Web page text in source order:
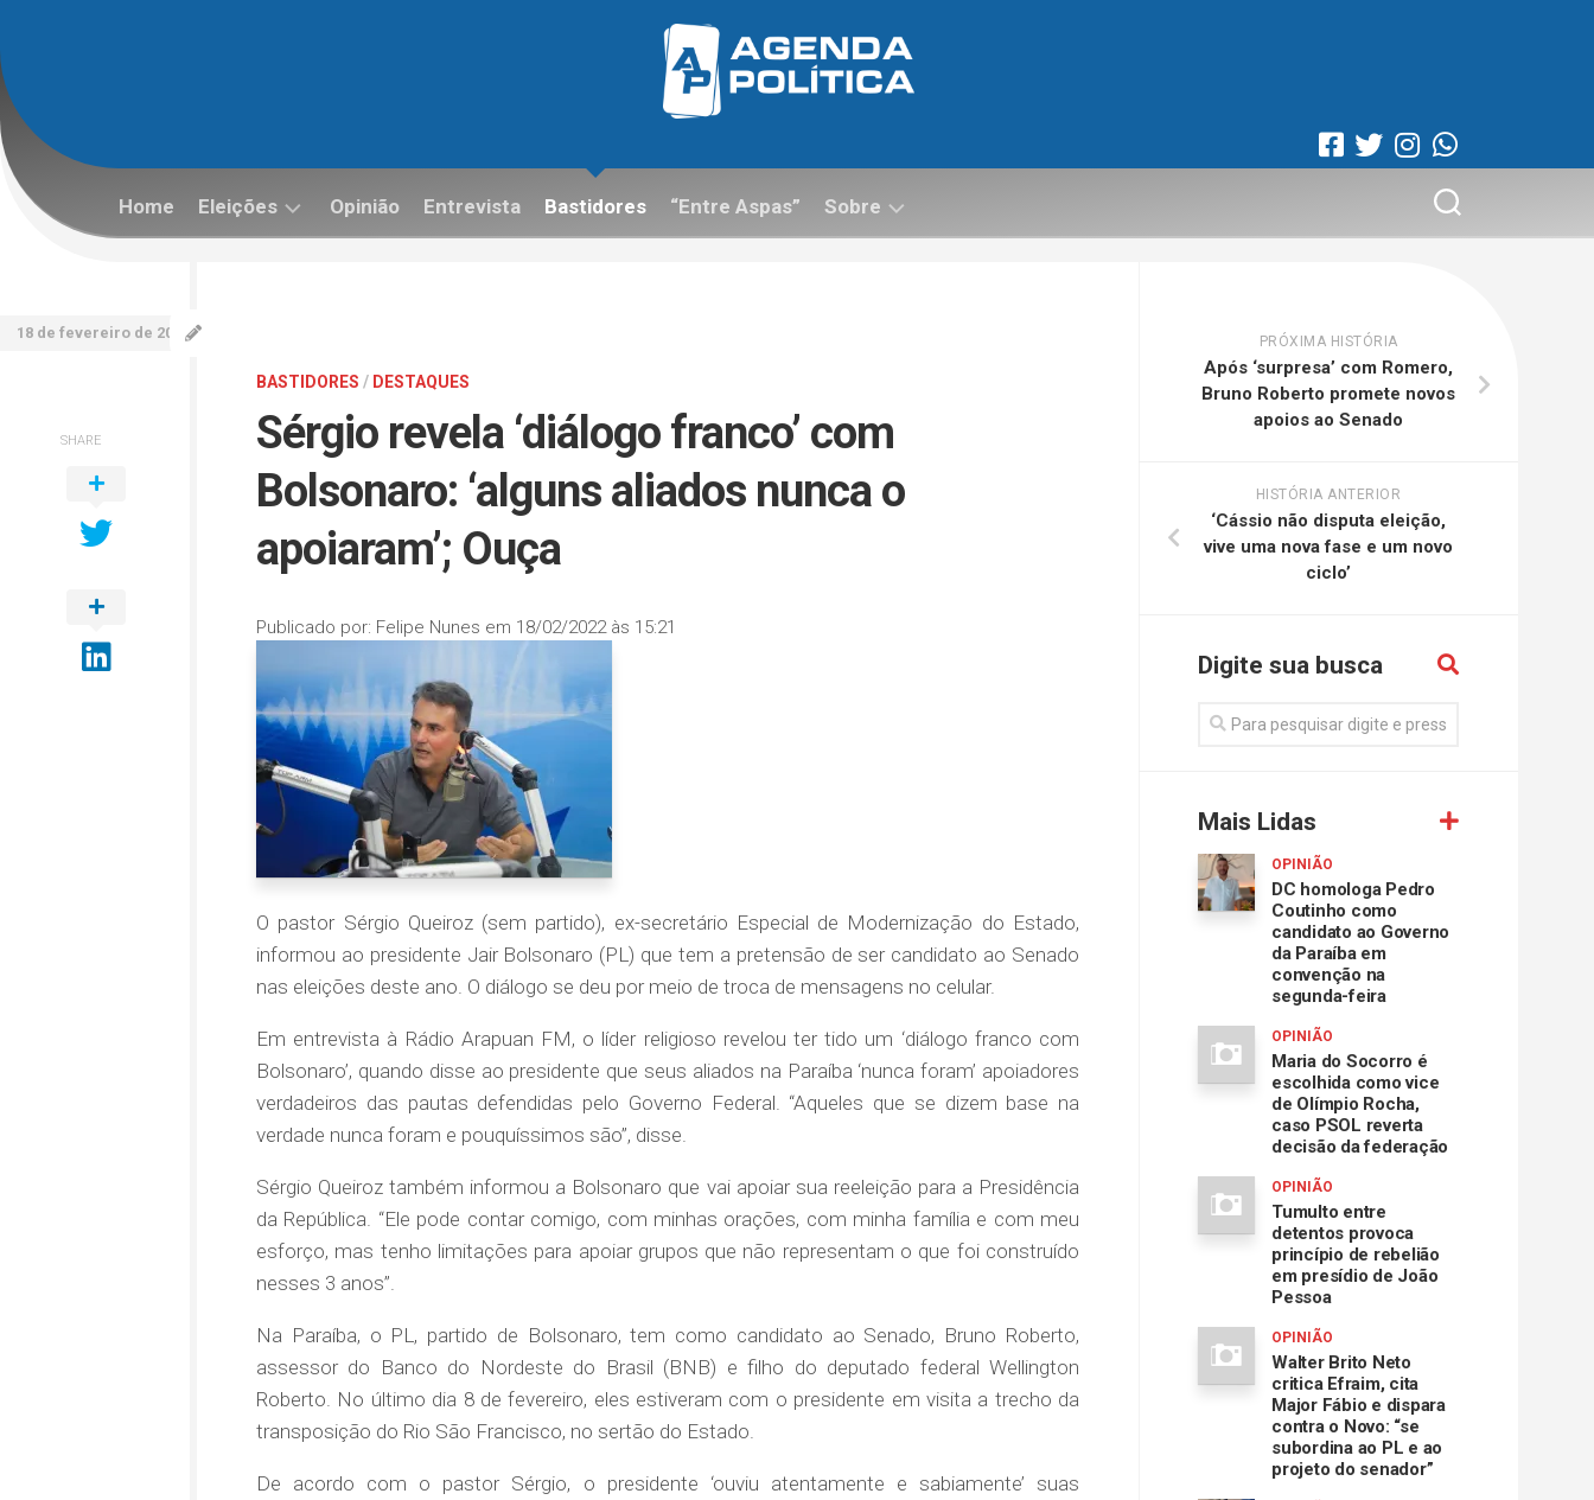
content
Home Eleições Opinião Entrevista Bastidores “Entre Aspas” Sobre
BASTIDORES / DESTAQUES
Sérgio revela ‘diálogo franco’ com
Bolsonaro: ‘alguns aliados nunca o
apoiaram’; Ouça
Publicado por: Felipe Nunes em 18/02/2022 às 15:21
18 de fevereiro de 2022
O pastor Sérgio Queiroz (sem partido), ex-secretário Especial de Modernização do Estado,
informou ao presidente Jair Bolsonaro (PL) que tem a pretensão de ser candidato ao Senado
nas eleições deste ano. O diálogo se deu por meio de troca de mensagens no celular.
Em entrevista à Rádio Arapuan FM, o líder religioso revelou ter tido um ‘diálogo franco com
Bolsonaro’, quando disse ao presidente que seus aliados na Paraíba ‘nunca foram’ apoiadores
verdadeiros das pautas defendidas pelo Governo Federal. “Aqueles que se dizem base na
verdade nunca foram e pouquíssimos são”, disse.
Sérgio Queiroz também informou a Bolsonaro que vai apoiar sua reeleição para a Presidência
da República. “Ele pode contar comigo, com minhas orações, com minha família e com meu
esforço, mas tenho limitações para apoiar grupos que não representam o que foi construído
nesses 3 anos”.
Na Paraíba, o PL, partido de Bolsonaro, tem como candidato ao Senado, Bruno Roberto,
assessor do Banco do Nordeste do Brasil (BNB) e filho do deputado federal Wellington
Roberto. No último dia 8 de fevereiro, eles estiveram com o presidente em visita a trecho da
transposição do Rio São Francisco, no sertão do Estado.
De acordo com o pastor Sérgio, o presidente ‘ouviu atentamente e sabiamente’ suas
SHARE
PRÓXIMA HISTÓRIA
Após ‘surpresa’ com Romero,
Bruno Roberto promete novos
apoios ao Senado
HISTÓRIA ANTERIOR
‘Cássio não disputa eleição,
vive uma nova fase e um novo
ciclo’
Digite sua busca
Mais Lidas
OPINIÃO
DC homologa Pedro
Coutinho como
candidato ao Governo
da Paraíba em
convenção na
segunda-feira
OPINIÃO
Maria do Socorro é
escolhida como vice
de Olímpio Rocha,
caso PSOL reverta
decisão da federação
OPINIÃO
Tumulto entre
detentos provoca
princípio de rebelião
em presídio de João
Pessoa
OPINIÃO
Walter Brito Neto
critica Efraim, cita
Major Fábio e dispara
contra o Novo: “se
subordina ao PL e ao
projeto do senador”